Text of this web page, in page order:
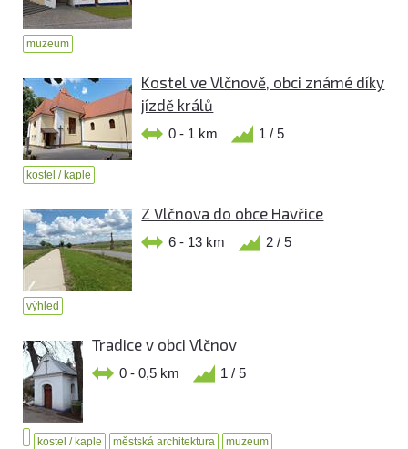
muzeum
Kostel ve Vlčnově, obci známé díky
jízdě králů
0 - 1 km 1 / 5
kostel / kaple
Z Vlčnova do obce Havřice
6 - 13 km 2 / 5
výhled
Tradice v obci Vlčnov
0 - 0,5 km 1 / 5
kostel / kaple městská architektura muzeum